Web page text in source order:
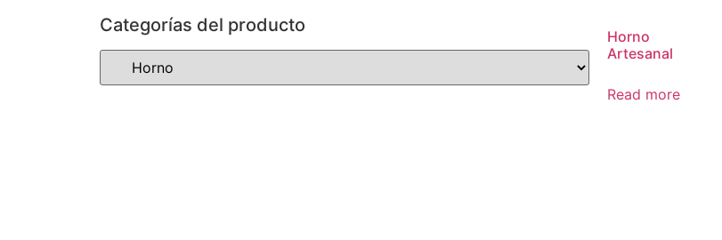
Categorías del producto
Horno
Artesanal
Read more